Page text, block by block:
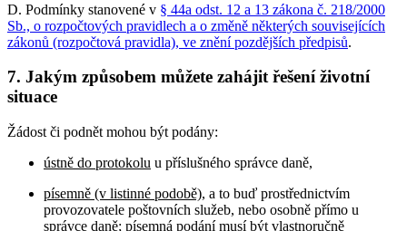
D. Podmínky stanovené v § 44a odst. 12 a 13 zákona č. 218/2000
Sb., o rozpočtových pravidlech a o změně některých souvisejících
zákonů (rozpočtová pravidla), ve znění pozdějších předpisů.
7. Jakým způsobem můžete zahájit řešení životní
situace
Žádost či podnět mohou být podány:
ústně do protokolu u příslušného správce daně,
písemně (v listinné podobě), a to buď prostřednictvím
provozovatele poštovních služeb, nebo osobně přímo u
správce daně; písemná podání musí být vlastnoručně